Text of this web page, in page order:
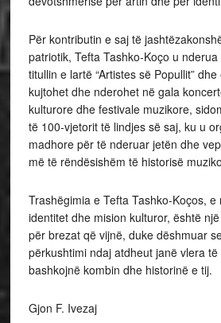
Për kontributin e saj të
patriotik, Tefta Tashko‑Koço u
titullin e lartë “Artistes së Popullit”
kujtohet dhe nderohet në gala
kulturore dhe festivale muzikore,
të 100‑vjetorit të lindjes së saj, ku u
madhore për të nderuar jetën dhe
më të rëndësishëm të historisë
Trashëgimia e Tefta Tashko‑Koços,
identitet dhe mision kulturor, është
për brezat që vijnë, duke dëshmuar
përkushtimi ndaj atdheut janë vlera
bashkojnë kombin dhe historinë e tij.
Gjon F. Ivezaj